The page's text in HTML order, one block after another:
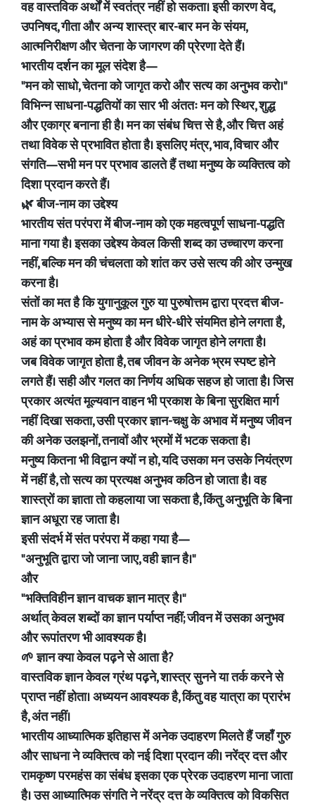
वह वास्तविक अर्थों में स्वतंत्र नहीं हो सकता। इसी कारण वेद,
उपनिषद, गीता और अन्य शास्त्र बार-बार मन के संयम,
आत्मनिरीक्षण और चेतना के जागरण की प्रेरणा देते हैं।
भारतीय दर्शन का मूल संदेश है—
"मन को साधो, चेतना को जागृत करो और सत्य का अनुभव करो।"
विभिन्न साधना-पद्धतियों का सार भी अंततः मन को स्थिर, शुद्ध
और एकाग्र बनाना ही है। मन का संबंध चित्त से है, और चित्त अहं
तथा विवेक से प्रभावित होता है। इसलिए मंत्र, भाव, विचार और
संगति—सभी मन पर प्रभाव डालते हैं तथा मनुष्य के व्यक्तित्व को
दिशा प्रदान करते हैं।
🌿 बीज-नाम का उद्देश्य
भारतीय संत परंपरा में बीज-नाम को एक महत्वपूर्ण साधना-पद्धति
माना गया है। इसका उद्देश्य केवल किसी शब्द का उच्चारण करना
नहीं, बल्कि मन की चंचलता को शांत कर उसे सत्य की ओर उन्मुख
करना है।
संतों का मत है कि युगानुकूल गुरु या पुरुषोत्तम द्वारा प्रदत्त बीज-
नाम के अभ्यास से मनुष्य का मन धीरे-धीरे संयमित होने लगता है,
अहं का प्रभाव कम होता है और विवेक जागृत होने लगता है।
जब विवेक जागृत होता है, तब जीवन के अनेक भ्रम स्पष्ट होने
लगते हैं। सही और गलत का निर्णय अधिक सहज हो जाता है। जिस
प्रकार अत्यंत मूल्यवान वाहन भी प्रकाश के बिना सुरक्षित मार्ग
नहीं दिखा सकता, उसी प्रकार ज्ञान-चक्षु के अभाव में मनुष्य जीवन
की अनेक उलझनों, तनावों और भ्रमों में भटक सकता है।
मनुष्य कितना भी विद्वान क्यों न हो, यदि उसका मन उसके नियंत्रण
में नहीं है, तो सत्य का प्रत्यक्ष अनुभव कठिन हो जाता है। वह
शास्त्रों का ज्ञाता तो कहलाया जा सकता है, किंतु अनुभूति के बिना
ज्ञान अधूरा रह जाता है।
इसी संदर्भ में संत परंपरा में कहा गया है—
"अनुभूति द्वारा जो जाना जाए, वही ज्ञान है।"
और
"भक्तिविहीन ज्ञान वाचक ज्ञान मात्र है।"
अर्थात् केवल शब्दों का ज्ञान पर्याप्त नहीं; जीवन में उसका अनुभव
और रूपांतरण भी आवश्यक है।
🌱 ज्ञान क्या केवल पढ़ने से आता है?
वास्तविक ज्ञान केवल ग्रंथ पढ़ने, शास्त्र सुनने या तर्क करने से
प्राप्त नहीं होता। अध्ययन आवश्यक है, किंतु वह यात्रा का प्रारंभ
है, अंत नहीं।
भारतीय आध्यात्मिक इतिहास में अनेक उदाहरण मिलते हैं जहाँ गुरु
और साधना ने व्यक्तित्व को नई दिशा प्रदान की। नरेंद्र दत्त और
रामकृष्ण परमहंस का संबंध इसका एक प्रेरक उदाहरण माना जाता
है। उस आध्यात्मिक संगति ने नरेंद्र दत्त के व्यक्तित्व को विकसित